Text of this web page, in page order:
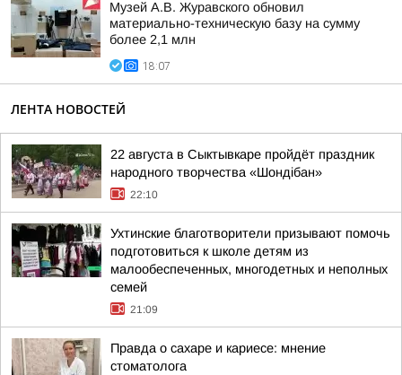
Музей А.В. Журавского обновил
материально-техническую базу на сумму
более 2,1 млн
18:07
ЛЕНТА НОВОСТЕЙ
22 августа в Сыктывкаре пройдёт праздник
народного творчества «Шондібан»
22:10
Ухтинские благотворители призывают помочь
подготовиться к школе детям из
малообеспеченных, многодетных и неполных
семей
21:09
Правда о сахаре и кариесе: мнение
стоматолога